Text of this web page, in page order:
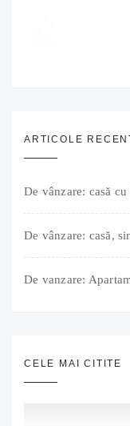
ARTICOLE
CELE MAI CITITE